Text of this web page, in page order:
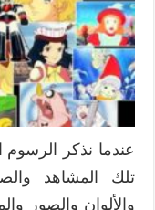
عندما نذكر الرسوم
تلك المشاهد
والألوان والصور